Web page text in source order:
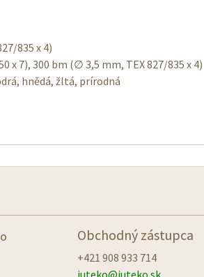
835 x 4)
x 7), 300 bm (∅ 3,5 mm, TEX 827/835 x 4)
hnědá, žltá, prírodná
Obchodný zástupca
+421 908 933 714
juteko@juteko.sk